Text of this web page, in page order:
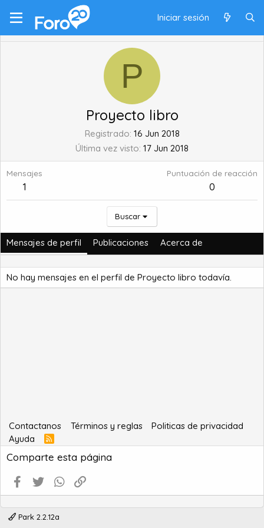
Iniciar sesión
P
Proyecto libro
Registrado 16 Jun 2018
Última vez visto 17 Jun 2018
Mensajes
1
Puntuación de reacción
0
Buscar
Mensajes de perfil Publicaciones Acerca de
No hay mensajes en el perfil de Proyecto libro todavía.
Contactanos Términos y reglas
Politicas de privacidad
Ayuda
R
S
S
Comparte esta página
Facebook
Twitter WhatsApp
Park 2.2.12a